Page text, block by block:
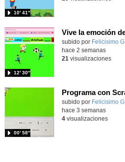
10′ 41″
Contenido educativo.
subido por Felicisimo G.
12′ 30″
hace 2 semanas
21 visualizaciones
Contenido educativo.
subido por Felicisimo G.
00′ 58″
hace 3 semanas
4visualizaciones